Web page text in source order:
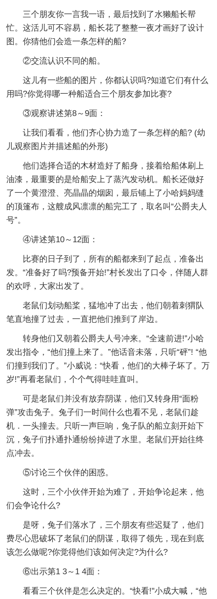
三个朋友你一言我一语，最后找到了水獭船长帮
忙。这活儿可不容易，船长花了整整一夜才画好了设计
图。你猜他们会造一条怎样的船?
②交流认识不同的船。
这儿有一些船的图片，你都认识吗?知道它们有什么
用吗?你觉得哪一种船适合三个朋友参加比赛?
③观察讲述第8～9面：
让我们看看，他们齐心协力造了一条怎样的船? (幼
儿观察图片并描述船的外形)
他们选择合适的木材造好了船身，接着给船体刷上
油漆，最重要的是给船安上了蒸汽发动机。船长还做好
了一个黄澄澄、亮晶晶的烟囱，最后铺上了小哈妈妈缝
的顶篷布，这艘成风凛凛的船完工了，取名叫“公爵夫人
号”。
④讲述第10～12面：
比赛的日子到了，所有的船都来到了起点，准备出
发。“准备好了吗?预备开始!”村长发出了口令，伴随人群
的欢呼，大家出发了。
老鼠们划动船桨，猛地冲了出去，他们朝着刺猬队
笔直地撞了过去，一直把他们推到了岸边。
转身他们又朝着公爵夫人号冲来。“全速前进!”小哈
发出指令，“他们撞上来了。”他话音未落，只听“砰”! “他
们撞到我们了。”小威说：“快看，他们的大棒子坏了。万
岁!”再看老鼠们，个个气得哇哇直叫。
可是老鼠们并没有放弃阴谋，他们又转身用“面粉
弹”攻击兔子。兔子们一时间什么也看不见，老鼠们趁
机．一头撞去。只听一声巨响，兔子队的船立刻开始下
沉，兔子们扑通扑通纷纷掉进了水里。老鼠们开始往终
点冲去。
⑤讨论三个伙伴的困惑。
这时，三个小伙伴开始为难了，开始争论起来，他
们会争论什么?
是呀，兔子们落水了，三个朋友有些迟疑了，他们
费尽心思破坏了老鼠们的阴谋，取得了领先，现在到底
该怎么做呢?你觉得他们该如何决定?为什么?
⑥出示第1 3～1 4面：
看看三个伙伴是怎么决定的。“快看!"小成大喊，“他